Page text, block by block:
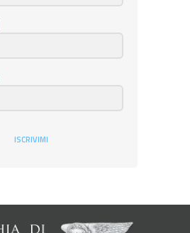
ISCRIVIMI